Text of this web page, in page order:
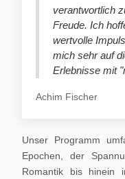
verantwortlich
Freude. Ich
wertvolle
mich sehr auf
Erlebnisse mit
Achim Fischer
Unser Programm
Epochen, der
Romantik bis hinein